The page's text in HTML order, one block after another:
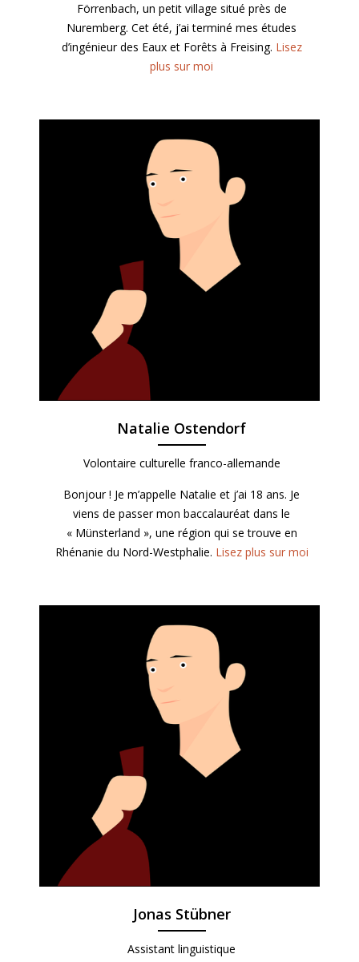
Förrenbach, un petit village situé près de
Nuremberg. Cet été, j’ai terminé mes études
d’ingénieur des Eaux et Forêts à Freising. Lisez
plus sur moi
Natalie Ostendorf
Volontaire culturelle franco-allemande
Bonjour ! Je m’appelle Natalie et j’ai 18 ans. Je
viens de passer mon baccalauréat dans le
« Münsterland », une région qui se trouve en
Rhénanie du Nord-Westphalie. Lisez plus sur moi
Jonas Stübner
Assistant linguistique